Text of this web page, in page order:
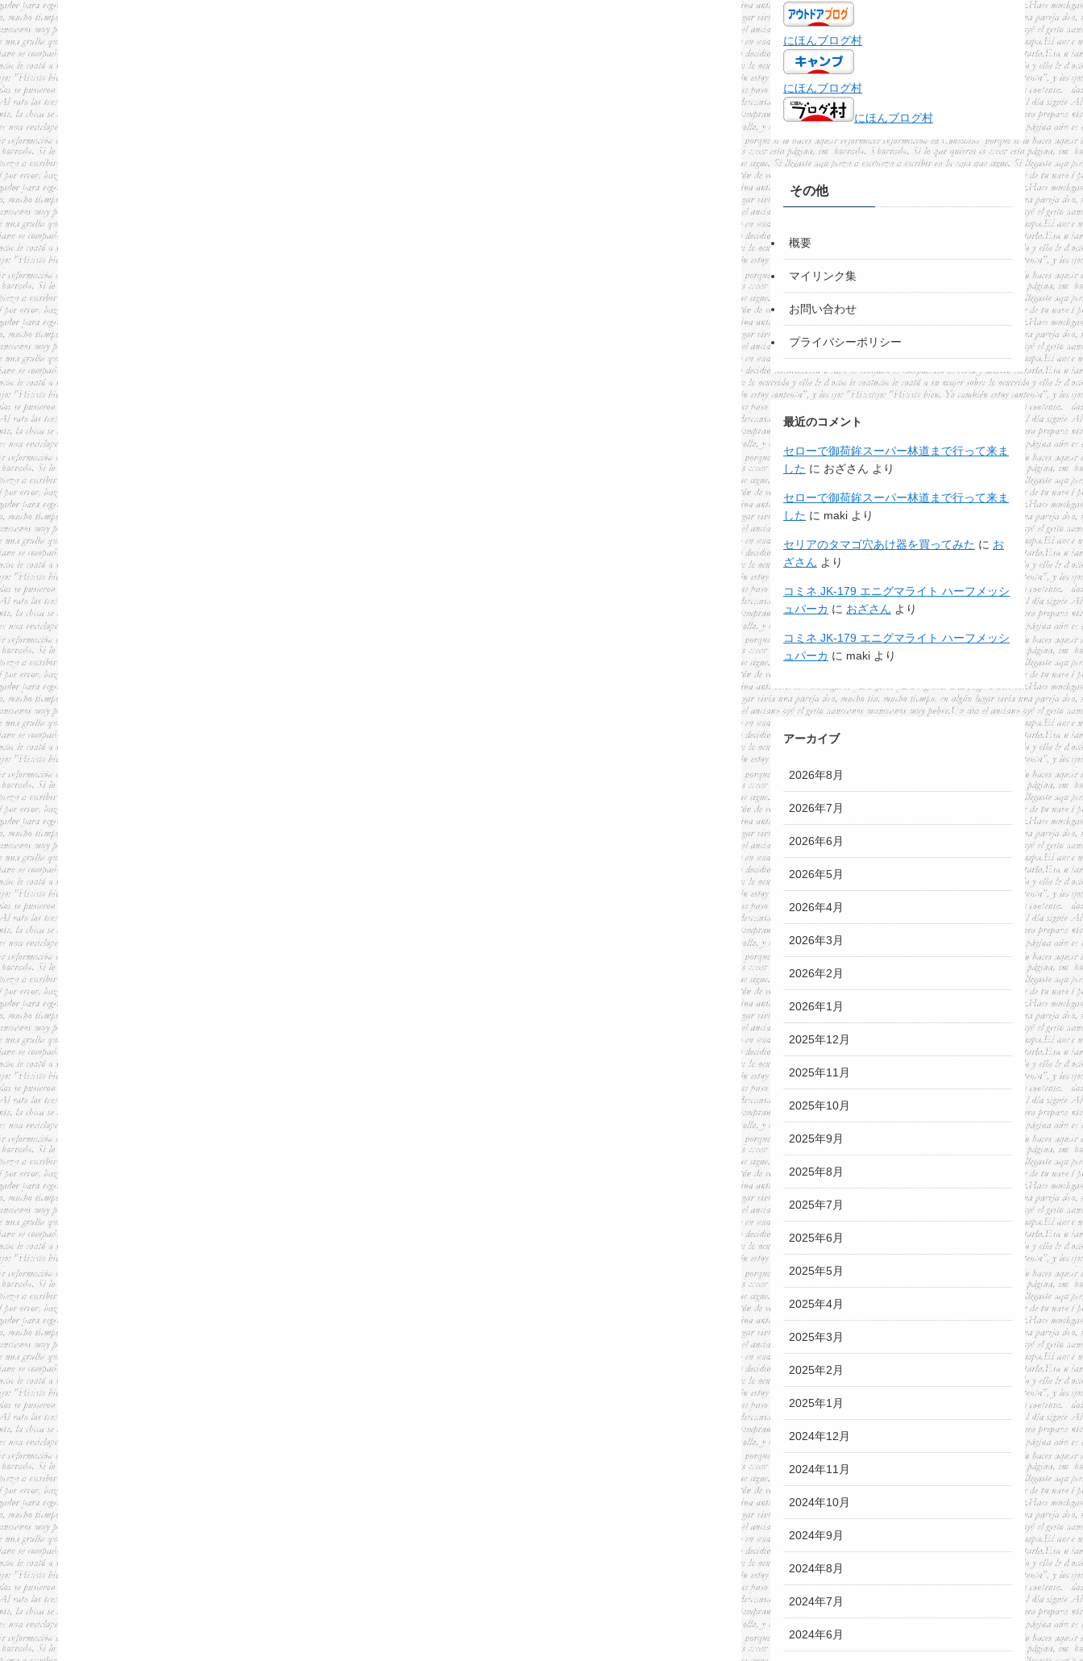
にほんブログ村
にほんブログ村
にほんブログ村
その他
概要
マイリンク集
お問い合わせ
プライバシーポリシー
最近のコメント
セローで御荷鉾スーパー林道まで行って来ま
した に おざさん より
セローで御荷鉾スーパー林道まで行って来ま
した に maki より
セリアのタマゴ穴あけ器を買ってみた に お
ざさん より
コミネ JK-179 エニグマライト ハーフメッシ
ュパーカ に おざさん より
コミネ JK-179 エニグマライト ハーフメッシ
ュパーカ に maki より
アーカイブ
2026年8月
2026年7月
2026年6月
2026年5月
2026年4月
2026年3月
2026年2月
2026年1月
2025年12月
2025年11月
2025年10月
2025年9月
2025年8月
2025年7月
2025年6月
2025年5月
2025年4月
2025年3月
2025年2月
2025年1月
2024年12月
2024年11月
2024年10月
2024年9月
2024年8月
2024年7月
2024年6月